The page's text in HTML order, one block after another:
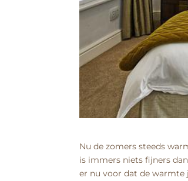
Nu de zomers steeds
is immers niets fijners
er nu voor dat de